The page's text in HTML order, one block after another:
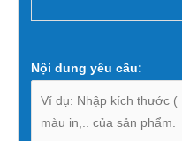
Nội dung yêu cầu: